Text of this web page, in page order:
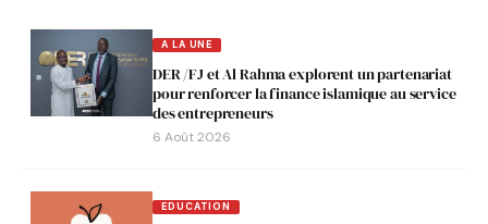
A LA UNE
DER /FJ et Al Rahma explorent un partenariat
pour renforcer la finance islamique au service
des entrepreneurs
6 Août 2026
EDUCATION